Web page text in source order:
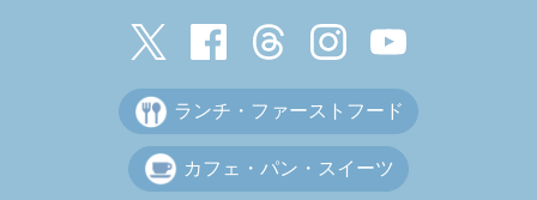
ランチ・ファーストフード
カフェ・パン・スイーツ